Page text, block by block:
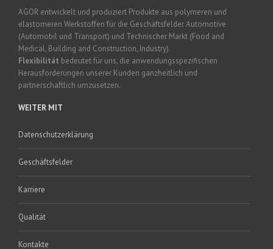
AGOR entwickelt und produziert Produkte aus polymeren und
elastomeren Werkstoffen für die Geschäftsfelder Automotive
(Automobil und Transport) und Technischer Markt (Food and
Medical, Building and Construction, Industry).
Flexibilität bedeutet für uns, die anwendungsspezifischen
Herausforderungen unserer Kunden ganzheitlich und
partnerschaftlich umzusetzen.
WEITER MIT
Datenschutzerklärung
Geschäftsfelder
Karriere
Qualität
Kontakte